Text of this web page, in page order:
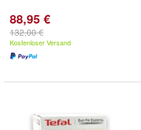
88,95 €
132,00 €
Kostenloser Versand